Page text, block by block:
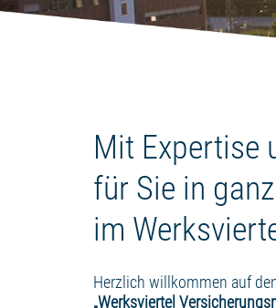
Mit Expertise
für Sie in
im
Herzlich willkommen auf
„Werksviertel